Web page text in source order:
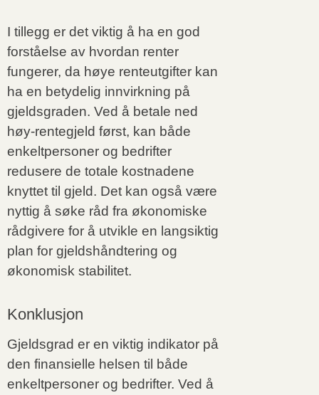
I tillegg er det viktig å ha en god
forståelse av hvordan renter
fungerer, da høye renteutgifter kan
ha en betydelig innvirkning på
gjeldsgraden. Ved å betale ned
høy-rentegjeld først, kan både
enkeltpersoner og bedrifter
redusere de totale kostnadene
knyttet til gjeld. Det kan også være
nyttig å søke råd fra økonomiske
rådgivere for å utvikle en langsiktig
plan for gjeldshåndtering og
økonomisk stabilitet.
Konklusjon
Gjeldsgrad er en viktig indikator på
den finansielle helsen til både
enkeltpersoner og bedrifter. Ved å